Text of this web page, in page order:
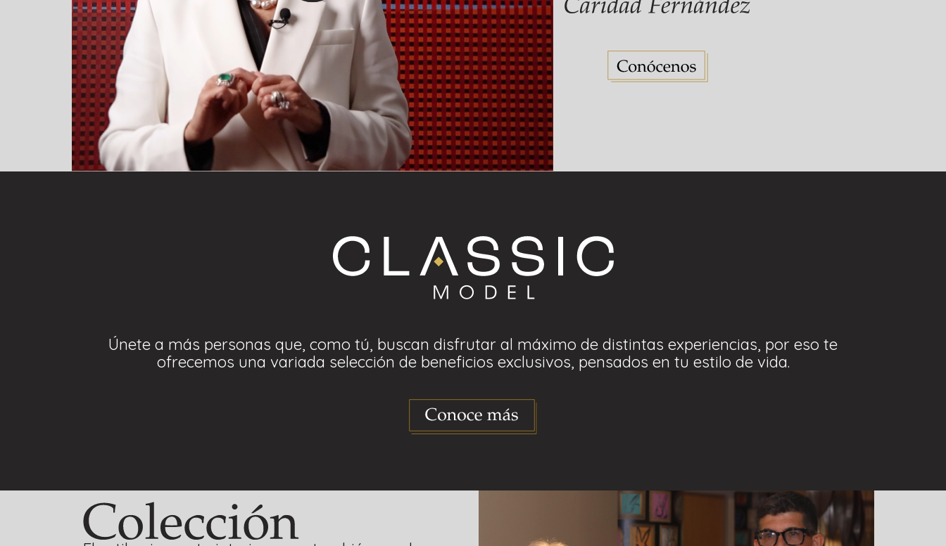
Únete a más personas que, como tú, buscan disfrutar al máximo de distintas experiencias, por eso te
ofrecemos una variada selección de beneficios exclusivos, pensados en tu estilo de vida.